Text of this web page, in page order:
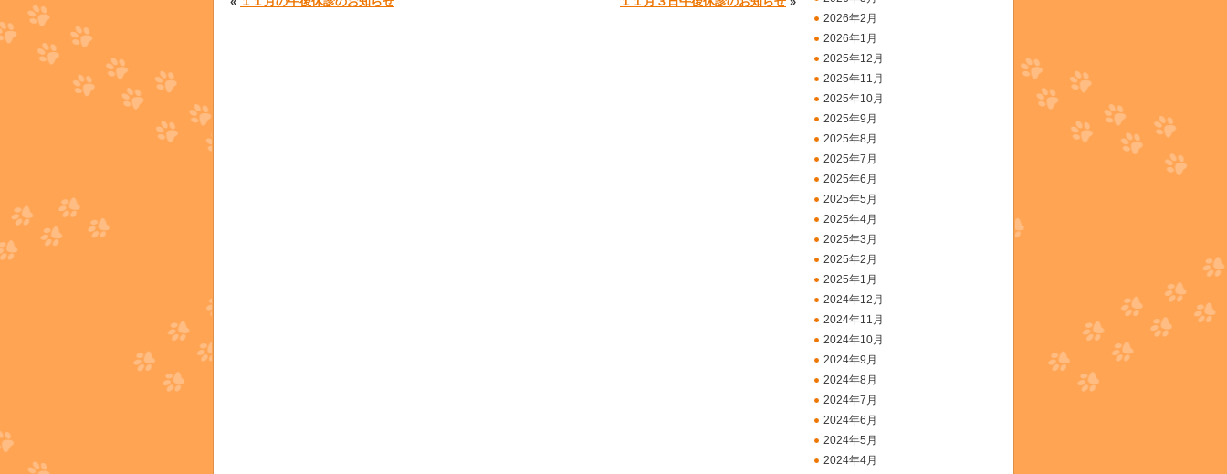
2026年2月
2026年1月
2025年12月
2025年11月
2025年10月
2025年9月
2025年8月
2025年7月
2025年6月
2025年5月
2025年4月
2025年3月
2025年2月
2025年1月
2024年12月
2024年11月
2024年10月
2024年9月
2024年8月
2024年7月
2024年6月
2024年5月
2024年4月